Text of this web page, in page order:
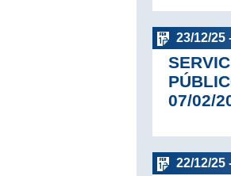
23/12/25
07/02/
22/12/25